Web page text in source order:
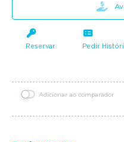
Reservar Pedir
Adicionar ao comparador